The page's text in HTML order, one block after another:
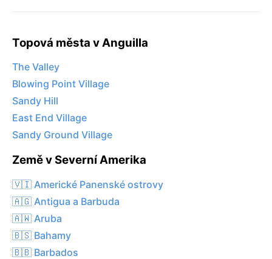
Topová města v Anguilla
The Valley
Blowing Point Village
Sandy Hill
East End Village
Sandy Ground Village
Země v Severní Amerika
🇻🇮 Americké Panenské ostrovy
🇦🇬 Antigua a Barbuda
🇦🇼 Aruba
🇧🇸 Bahamy
🇧🇧 Barbados